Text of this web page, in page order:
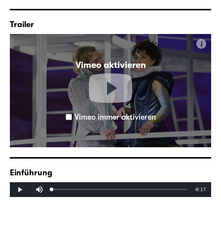
Trailer
Vimeo aktivieren
i
Vimeo immer aktivieren
Einführung
Play Loaded:
Progress:
Remaining
-8:17